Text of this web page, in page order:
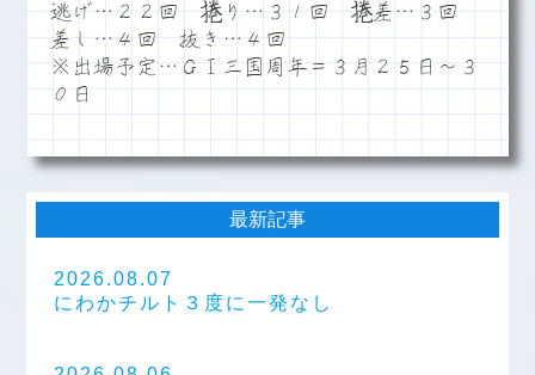
逃げ…２２回 捲り…３１回 捲差…３回
差し…４回 抜き…４回
※出場予定…ＧⅠ三国周年＝３月２５日～３
０日
最新記事
2026.08.07
にわかチルト３度に一発なし